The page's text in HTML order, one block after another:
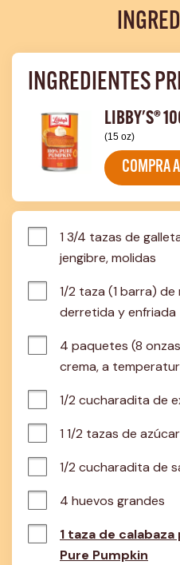
INGREDIENTES
LIBBY'S®
(15 oz)
COMPRA
1 3/4 tazas de
jengibre, molidas
1/2 taza (1 barra) de
derretida y enfriada
4 paquetes (8
crema, a
1/2 cucharadita de
1 1/2 tazas de
1/2 cucharadita de
4 huevos grandes
1 taza de calabaza
Pure Pumpkin